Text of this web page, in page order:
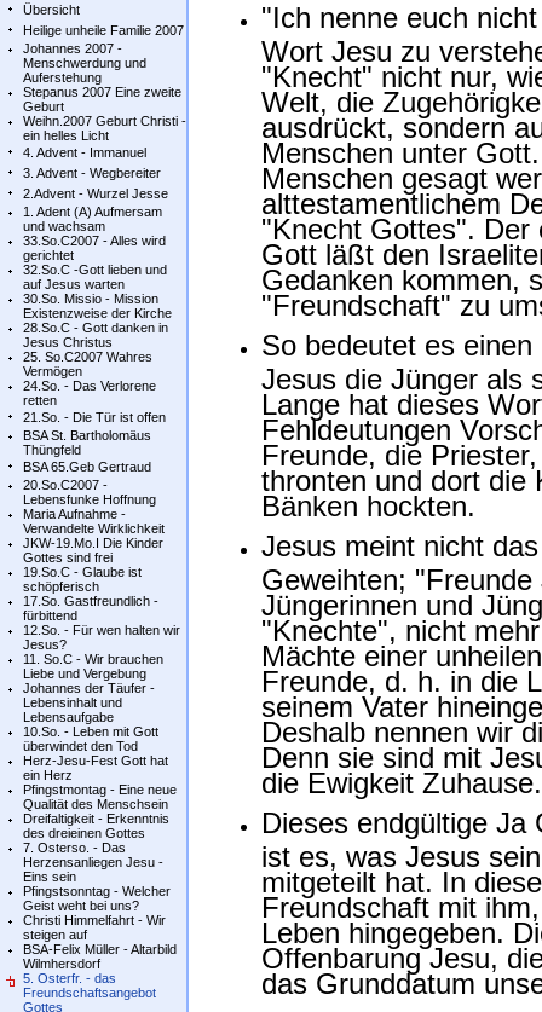
Übersicht
Heilige unheile Familie 2007
Johannes 2007 -
Menschwerdung und
Auferstehung
Stepanus 2007 Eine zweite
Geburt
Weihn.2007 Geburt Christi -
ein helles Licht
4. Advent - Immanuel
3. Advent - Wegbereiter
2.Advent - Wurzel Jesse
1. Adent (A) Aufmersam
und wachsam
33.So.C2007 - Alles wird
gerichtet
32.So.C -Gott lieben und
auf Jesus warten
30.So. Missio - Mission
Existenzweise der Kirche
28.So.C - Gott danken in
Jesus Christus
25. So.C2007 Wahres
Vermögen
24.So. - Das Verlorene
retten
21.So. - Die Tür ist offen
BSA St. Bartholomäus
Thüngfeld
BSA 65.Geb Gertraud
20.So.C2007 -
Lebensfunke Hoffnung
Maria Aufnahme -
Verwandelte Wirklichkeit
JKW-19.Mo.I Die Kinder
Gottes sind frei
19.So.C - Glaube ist
schöpferisch
17.So. Gastfreundlich -
fürbittend
12.So. - Für wen halten wir
Jesus?
11. So.C - Wir brauchen
Liebe und Vergebung
Johannes der Täufer -
Lebensinhalt und
Lebensaufgabe
10.So. - Leben mit Gott
überwindet den Tod
Herz-Jesu-Fest Gott hat
ein Herz
Pfingstmontag - Eine neue
Qualität des Menschsein
Dreifaltigkeit - Erkenntnis
des dreieinen Gottes
7. Osterso. - Das
Herzensanliegen Jesu -
Eins sein
Pfingstsonntag - Welcher
Geist weht bei uns?
Christi Himmelfahrt - Wir
steigen auf
BSA-Felix Müller - Altarbild
Wilmhersdorf
5. Osterfr. - das
Freundschaftsangebot
Gottes
"Ich nenne euch
Wort Jesu zu
"Knecht" nicht nur,
Welt, die
ausdrückt, sondern
Menschen unter
Menschen gesagt
alttestamentlichem
"Knecht Gottes". Der
Gott läßt den
Gedanken kommen,
"Freundschaft" zu
So bedeutet es einen
Jesus die Jünger als
Lange hat dieses
Fehldeutungen
Freunde, die
thronten und dort die
Bänken hockten.
Jesus meint nicht
Geweihten;
Jüngerinnen und
"Knechte", nicht
Mächte einer
Freunde, d. h. in die
seinem Vater
Deshalb nennen wir
Denn sie sind mit
die Ewigkeit Zuhause.
Dieses endgültige Ja
ist es, was Jesus
mitgeteilt hat. In
Freundschaft mit
Leben hingegeben.
Offenbarung Jesu,
das Grunddatum